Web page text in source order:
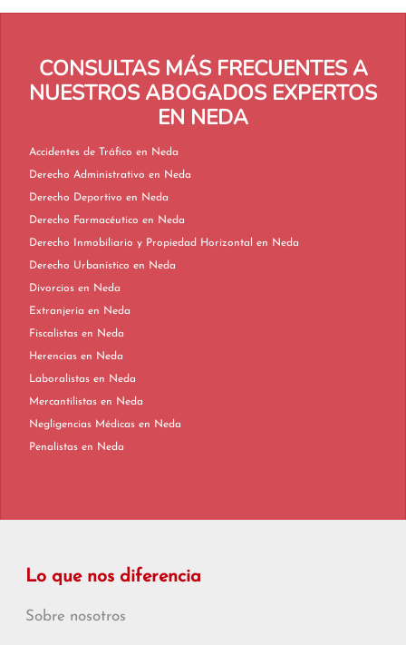
CONSULTAS MÁS FRECUENTES A
NUESTROS ABOGADOS EXPERTOS
EN NEDA
Accidentes de Tráfico en Neda
Derecho Administrativo en Neda
Derecho Deportivo en Neda
Derecho Farmacéutico en Neda
Derecho Inmobiliario y Propiedad Horizontal en Neda
Derecho Urbanístico en Neda
Divorcios en Neda
Extranjería en Neda
Fiscalistas en Neda
Herencias en Neda
Laboralistas en Neda
Mercantilistas en Neda
Negligencias Médicas en Neda
Penalistas en Neda
Lo que nos diferencia
Sobre nosotros